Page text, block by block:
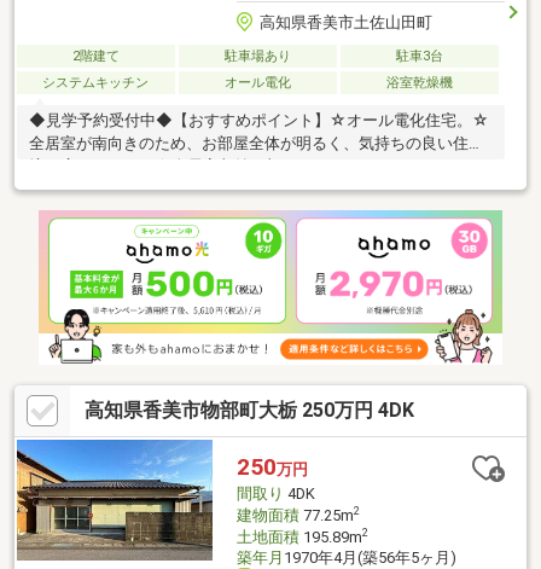
高知県香美市土佐山田町
2階建て 駐車場あり
駐車3台
システムキッチン
オール電化 浴室乾燥機
◆見学予約受付中◆【おすすめポイント】☆オール電化住宅。☆
全居室が南向きのため、お部屋全体が明るく、気持ちの良い住環
トやシューズインクローゼットを備えており、衣類や季節用品、
アウトドア用品 まですっきり収納できます。☆駐車スペース
は、カーポート2台分を含む最大3台分（軽自動車を含む）を確保
しており、ご家族で複数台お車を所有されて いる方にもおすす
め。☆津波浸水想定区域、土砂災害警戒区域のエリア外で立地面
でも安心感のある住まい。【周辺環境】・山田小学校1100ｍ（徒
歩約14分）・鏡野中学校800ｍ（徒歩約10分）
高知県香美市物部町大栃 250万円 4DK
250万円
間取り 4DK
建物面積77.25m2
土地面積195.89m2
築年月 1970年4月(築56年5ヶ月)